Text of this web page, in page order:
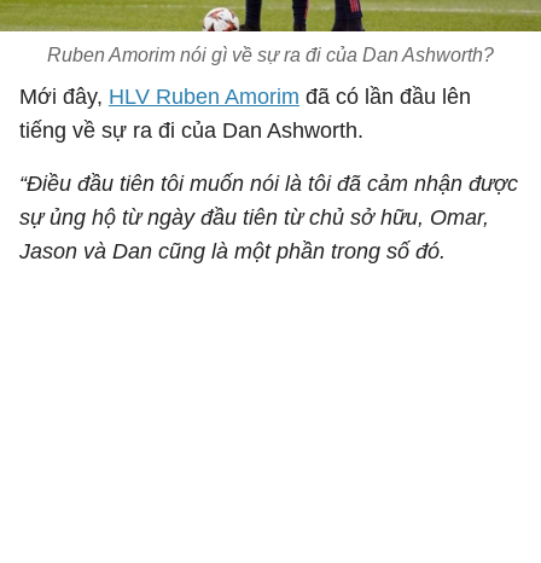
Ruben Amorim nói gì về sự ra đi của Dan Ashworth?
Mới đây, HLV Ruben Amorim đã có lần đầu lên
tiếng về sự ra đi của Dan Ashworth.
“Điều đầu tiên tôi muốn nói là tôi đã cảm nhận được
sự ủng hộ từ ngày đầu tiên từ chủ sở hữu, Omar,
Jason và Dan cũng là một phần trong số đó.